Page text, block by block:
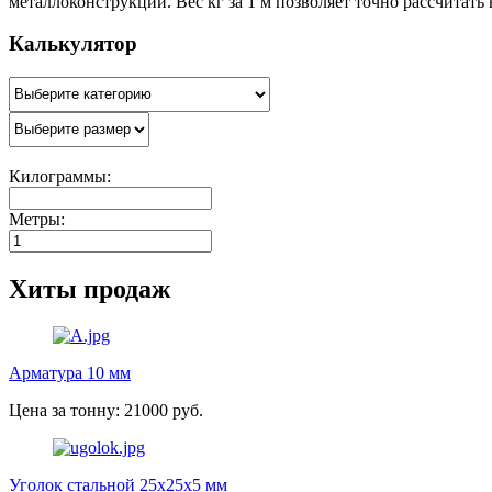
Калькулятор
Килограммы:
Метры:
Хиты продаж
Арматура 10 мм
Цена за тонну: 21000 руб.
Уголок стальной 25х25х5 мм